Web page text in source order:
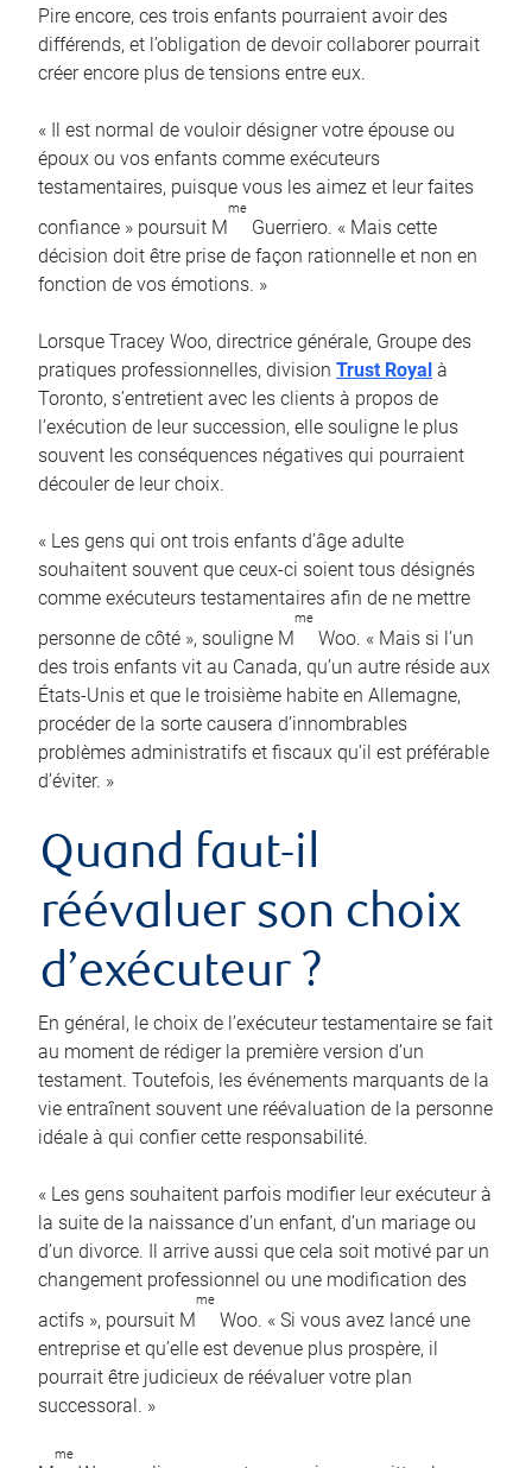
Pire encore, ces trois enfants pourraient avoir des
différends, et l’obligation de devoir collaborer pourrait
créer encore plus de tensions entre eux.
« Il est normal de vouloir désigner votre épouse ou
époux ou vos enfants comme exécuteurs
testamentaires, puisque vous les aimez et leur faites
confiance » poursuit M
me
Guerriero. « Mais cette
décision doit être prise de façon rationnelle et non en
fonction de vos émotions. »
Lorsque Tracey Woo, directrice générale, Groupe des
pratiques professionnelles, division Trust Royal à
Toronto, s’entretient avec les clients à propos de
l’exécution de leur succession, elle souligne le plus
souvent les conséquences négatives qui pourraient
découler de leur choix.
« Les gens qui ont trois enfants d’âge adulte
souhaitent souvent que ceux-ci soient tous désignés
comme exécuteurs testamentaires afin de ne mettre
personne de côté », souligne M
me
Woo. « Mais si l’un
des trois enfants vit au Canada, qu’un autre réside aux
États-Unis et que le troisième habite en Allemagne,
procéder de la sorte causera d’innombrables
problèmes administratifs et fiscaux qu’il est préférable
d’éviter. »
Quand faut-il
réévaluer son choix
d’exécuteur ?
En général, le choix de l’exécuteur testamentaire se fait
au moment de rédiger la première version d’un
testament. Toutefois, les événements marquants de la
vie entraînent souvent une réévaluation de la personne
idéale à qui confier cette responsabilité.
« Les gens souhaitent parfois modifier leur exécuteur à
la suite de la naissance d’un enfant, d’un mariage ou
d’un divorce. Il arrive aussi que cela soit motivé par un
changement professionnel ou une modification des
actifs », poursuit M
me
Woo. « Si vous avez lancé une
entreprise et qu’elle est devenue plus prospère, il
pourrait être judicieux de réévaluer votre plan
successoral. »
me